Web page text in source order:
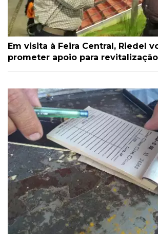
Em visita à Feira Central, Riedel
prometer apoio para revitalização